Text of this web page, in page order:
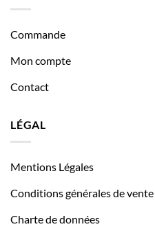
Commande
Mon compte
Contact
LÉGAL
Mentions Légales
Conditions générales de vente
Charte de données